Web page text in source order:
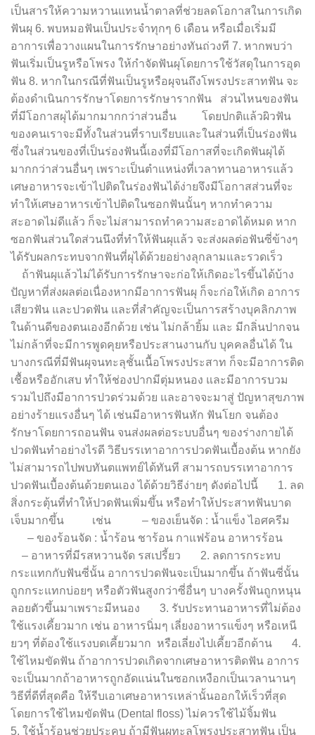
เป็นสารให้ความหวานแทนน้ำตาลที่ช่วยลดโอกาสในการเกิด
ฟันผุ 6. พบหมอฟันเป็นประจำทุกๆ 6 เดือน หรือเมื่อเริ่มมี
อาการเพื่อวางแผนในการรักษาอย่างทันถ่วงที 7. หากพบว่า
ฟันเริ่มเป็นรูหรือโพรง ให้กำจัดฟันผุโดยการใช้วัสดุในการอุด
ฟัน 8. หากในกรณีที่ฟันเป็นรูหรือผุจนถึงโพรงประสาทฟัน จะ
ต้องดำเนินการรักษาโดยการรักษารากฟัน ส่วนไหนของฟัน
ที่มีโอกาสผุได้มากมากกว่าส่วนอื่น โดยปกติแล้วผิวฟัน
ของคนเราจะมีทั้งในส่วนที่ราบเรียบและในส่วนที่เป็นร่องฟัน
ซึ่งในส่วนของที่เป็นร่องฟันนี้เองที่มีโอกาสที่จะเกิดฟันผุได้
มากกว่าส่วนอื่นๆ เพราะเป็นตำแหน่งที่เวลาทานอาหารแล้ว
เศษอาหารจะเข้าไปติดในร่องฟันได้ง่ายจึงมีโอกาสส่วนที่จะ
ทำให้เศษอาหารเข้าไปติดในซอกฟันนั้นๆ หากทำความ
สะอาดไม่ดีแล้ว ก็จะไม่สามารถทำความสะอาดได้หมด หาก
ซอกฟันส่วนใดส่วนนึงที่ทำให้ฟันผุแล้ว จะส่งผลต่อฟันซี่ข้างๆ
ได้รับผลกระทบจากฟันที่ผุได้ด้วยอย่างลุกลามและรวดเร็ว
ถ้าฟันผุแล้วไม่ได้รับการรักษาจะก่อให้เกิดอะไรขึ้นได้บ้าง
ปัญหาที่ส่งผลต่อเนื่องหากมีอาการฟันผุ ก็จะก่อให้เกิด อาการ
เสียวฟัน และปวดฟัน และที่สำคัญจะเป็นการสร้างบุคลิกภาพ
ในด้านดีของตนเองอีกด้วย เช่น ไม่กล้ายิ้ม และ มีกลิ่นปากจน
ไม่กล้าที่จะมีการพูดคุยหรือประสานงานกับ บุคคลอื่นได้ ใน
บางกรณีที่มีฟันผุจนทะลุชั้นเนื้อโพรงประสาท ก็จะมีอาการติด
เชื้อหรืออักเสบ ทำให้ช่องปากมีตุ่มหนอง และมีอาการบวม
รวมไปถึงมีอาการปวดร่วมด้วย และอาจจะมาสู่ ปัญหาสุขภาพ
อย่างร้ายแรงอื่นๆ ได้ เช่นมีอาหารฟันหัก ฟันโยก จนต้อง
รักษาโดยการถอนฟัน จนส่งผลต่อระบบอื่นๆ ของร่างกายได้
ปวดฟันทำอย่างไรดี วิธีบรรเทาอาการปวดฟันเบื้องต้น หากยัง
ไม่สามารถไปพบทันตแพทย์ได้ทันที สามารถบรรเทาอาการ
ปวดฟันเบื้องต้นด้วยตนเอง ได้ด้วยวิธีง่ายๆ ดังต่อไปนี้ 1. ลด
สิ่งกระตุ้นที่ทำให้ปวดฟันเพิ่มขึ้น หรือทำให้ประสาทฟันบาด
เจ็บมากขึ้น เช่น – ของเย็นจัด : น้ำแข็ง ไอศครีม
– ของร้อนจัด : น้ำร้อน ชาร้อน กาแฟร้อน อาหารร้อน
– อาหารที่มีรสหวานจัด รสเปรี้ยว 2. ลดการกระทบ
กระแทกกับฟันซี่นั้น อาการปวดฟันจะเป็นมากขึ้น ถ้าฟันซี่นั้น
ถูกกระแทกบ่อยๆ หรือตัวฟันสูงกว่าซี่อื่นๆ บางครั้งฟันถูกหนุน
ลอยตัวขึ้นมาเพราะมีหนอง 3. รับประทานอาหารที่ไม่ต้อง
ใช้แรงเคี้ยวมาก เช่น อาหารนิ่มๆ เลี่ยงอาหารแข็งๆ หรือเหนี
ยวๆ ที่ต้องใช้แรงบดเคี้ยวมาก หรือเลี่ยงไปเคี้ยวอีกด้าน 4.
ใช้ไหมขัดฟัน ถ้าอาการปวดเกิดจากเศษอาหารติดฟัน อาการ
จะเป็นมากถ้าอาหารถูกอัดแน่นในซอกเหงือกเป็นเวลานานๆ
วิธีที่ดีที่สุดคือ ให้รีบเอาเศษอาหารเหล่านั้นออกให้เร็วที่สุด
โดยการใช้ไหมขัดฟัน (Dental floss) ไม่ควรใช้ไม้จิ้มฟัน
5. ใช้น้ำร้อนช่วยประคบ ถ้ามีฟันผุทะลุโพรงประสาทฟัน เป็น